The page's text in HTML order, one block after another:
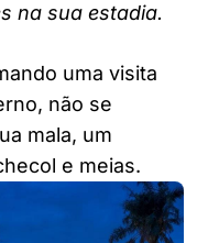
na sua estadia.
uma visita
não se
mala, um
e meias.